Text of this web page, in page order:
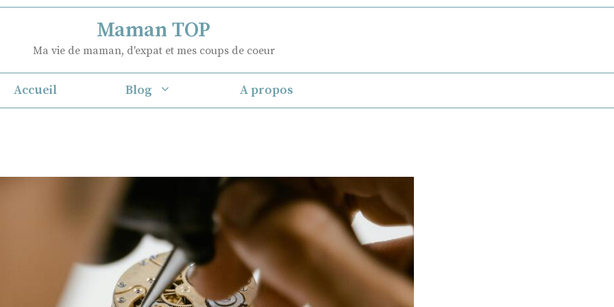
Maman TOP
Ma vie de maman, d'expat et mes coups de coeur
Accueil Blog A propos